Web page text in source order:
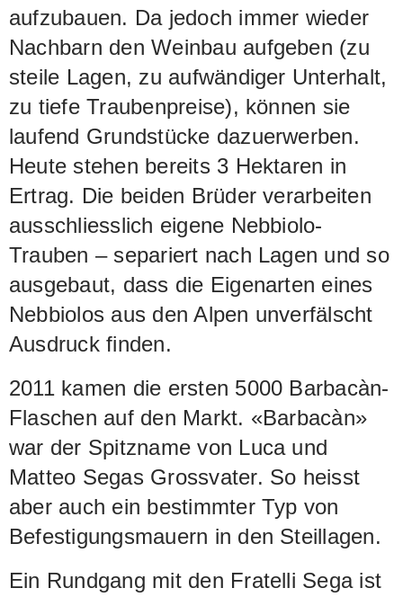
aufzubauen. Da jedoch immer wieder
Nachbarn den Weinbau aufgeben (zu
steile Lagen, zu aufwändiger Unterhalt,
zu tiefe Traubenpreise), können sie
laufend Grundstücke dazuerwerben.
Heute stehen bereits 3 Hektaren in
Ertrag. Die beiden Brüder verarbeiten
ausschliesslich eigene Nebbiolo-
Trauben – separiert nach Lagen und so
ausgebaut, dass die Eigenarten eines
Nebbiolos aus den Alpen unverfälscht
Ausdruck finden.
2011 kamen die ersten 5000 Barbacàn-
Flaschen auf den Markt. «Barbacàn»
war der Spitzname von Luca und
Matteo Segas Grossvater. So heisst
aber auch ein bestimmter Typ von
Befestigungsmauern in den Steillagen.
Ein Rundgang mit den Fratelli Sega ist